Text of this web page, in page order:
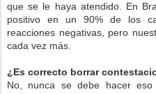
que se le haya atendido. En
positivo en un 90% de los
reacciones negativas, pero
cada vez más.
¿Es correcto borrar
No, nunca se debe hacer